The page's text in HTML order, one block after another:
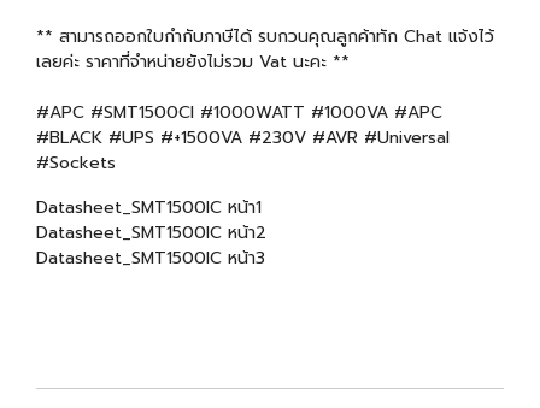
** สามารถออกใบกำกับภาษีได้ รบกวนคุณลูกค้าทัก Chat แจ้งไว้
เลยค่ะ ราคาที่จำหน่ายยังไม่รวม Vat นะคะ **
#APC #SMT1500CI #1000WATT #1000VA #APC
#BLACK #UPS #+1500VA #230V #AVR #Universal
#Sockets
Datasheet_SMT1500IC หน้า1
Datasheet_SMT1500IC หน้า2
Datasheet_SMT1500IC หน้า3